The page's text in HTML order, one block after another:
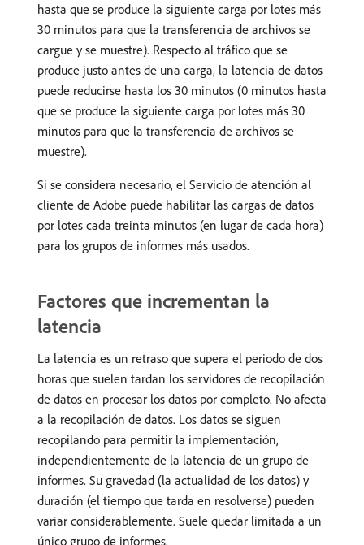
hasta que se produce la siguiente carga por lotes más
30 minutos para que la transferencia de archivos se
cargue y se muestre). Respecto al tráfico que se
produce justo antes de una carga, la latencia de datos
puede reducirse hasta los 30 minutos (0 minutos hasta
que se produce la siguiente carga por lotes más 30
minutos para que la transferencia de archivos se
muestre).
Si se considera necesario, el Servicio de atención al
cliente de Adobe puede habilitar las cargas de datos
por lotes cada treinta minutos (en lugar de cada hora)
para los grupos de informes más usados.
Factores que incrementan la
latencia
La latencia es un retraso que supera el periodo de dos
horas que suelen tardan los servidores de recopilación
de datos en procesar los datos por completo. No afecta
a la recopilación de datos. Los datos se siguen
recopilando para permitir la implementación,
independientemente de la latencia de un grupo de
informes. Su gravedad (la actualidad de los datos) y
duración (el tiempo que tarda en resolverse) pueden
variar considerablemente. Suele quedar limitada a un
único grupo de informes.